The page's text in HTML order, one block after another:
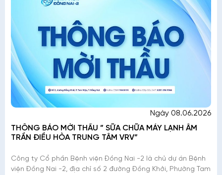
Ngày 08.06.2026
THÔNG BÁO MỜI THẦU ” SỮA CHỮA MÁY LẠNH ÂM
TRẦN ĐIỀU HÒA TRUNG TÂM VRV”
Công ty Cổ phần Bệnh viện Đồng Nai -2 là chủ dự án Bệnh
viện Đồng Nai -2, địa chỉ số 2 đường Đồng Khởi, Phường Tam